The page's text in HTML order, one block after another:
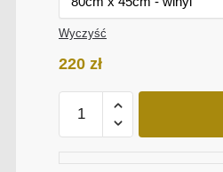
Wyczyść
220 zł
Reprodukcja